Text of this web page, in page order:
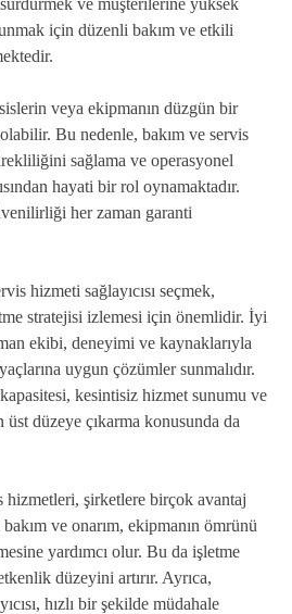
için düzenli bakım ve etkili
veya ekipmanın düzgün bir
olabilir. Bu nedenle, bakım ve servis
sağlama ve operasyonel
hayati bir rol oynamaktadır.
her zaman garanti
hizmeti sağlayıcısı seçmek,
stratejisi izlemesi için önemlidir. İyi
ekibi, deneyimi ve kaynaklarıyla
uygun çözümler sunmalıdır.
kapasitesi, kesintisiz hizmet sunumu ve
düzeye çıkarma konusunda da
hizmetleri, şirketlere birçok avantaj
ve onarım, ekipmanın ömrünü
yardımcı olur. Bu da işletme
düzeyini artırır. Ayrıca,
hızlı bir şekilde müdahale